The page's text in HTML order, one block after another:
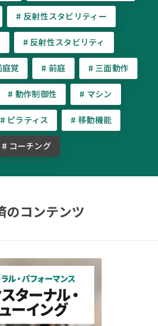
# 反射性スタビリティー
# 反射性スタビリティ
覚 # 前庭 # 三面動作
# 動作制御性 # マシン
# ピラティス # 移動機能
# コーチング
のコンテンツ